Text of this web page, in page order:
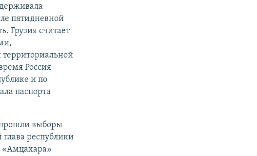
пятидневной
Грузия считает
Россия
и по
паспорта
прошли выборы
республики
«Амцахара»